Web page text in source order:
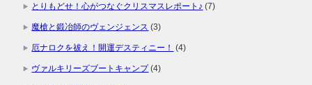
とりもどせ！心がつなぐクリスマスレポート♪ (7)
魔槍と鍛冶師のヴェンジェンス (3)
厄ナロクを祓え！開運デスティニー！ (4)
ヴァルキリーズブートキャンプ(4)